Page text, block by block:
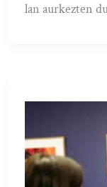
lan aurkezten